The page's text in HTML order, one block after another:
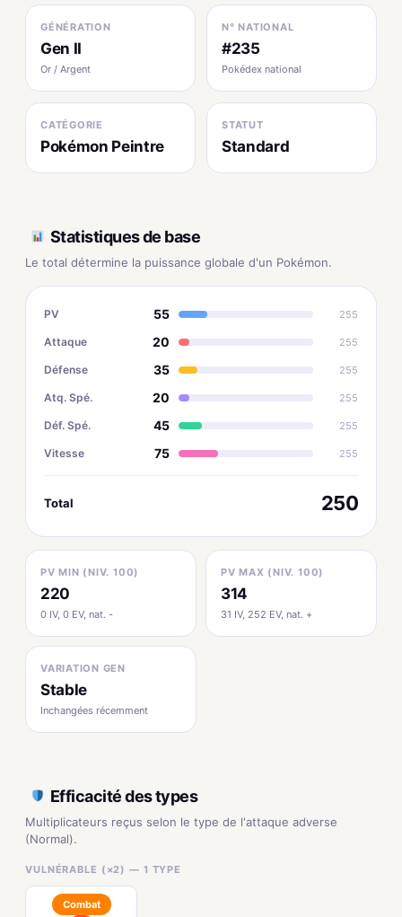
GÉNÉRATION
Gen II
Or / Argent
N° NATIONAL
#235
Pokédex national
CATÉGORIE
Pokémon Peintre
STATUT
Standard
Statistiques de base
Le total détermine la puissance globale d'un Pokémon.
PV 55 255
Attaque 20 255
Défense 35 255
Atq. Spé. 20 255
Déf. Spé. 45 255
Vitesse 75 255
Total 250
PV MIN (NIV. 100)
220
0 IV, 0 EV, nat. -
PV MAX (NIV. 100)
314
31 IV, 252 EV, nat. +
VARIATION GEN
Stable
Inchangées récemment
Efficacité des types
Multiplicateurs reçus selon le type de l'attaque adverse
(Normal).
VULNÉRABLE (×2) — 1 TYPE
Combat